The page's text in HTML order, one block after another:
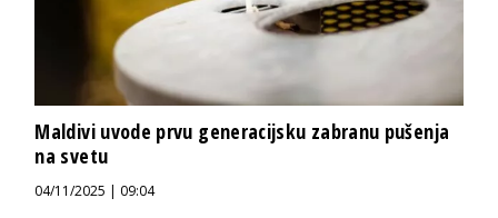
Maldivi uvode prvu generacijsku zabranu pušenja
na svetu
04/11/2025 | 09:04